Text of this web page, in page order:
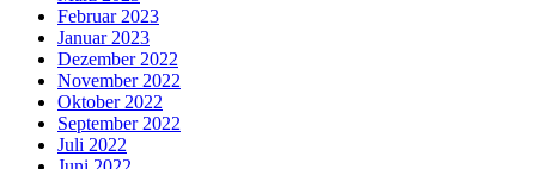
Februar 2023
Januar 2023
Dezember 2022
November 2022
Oktober 2022
September 2022
Juli 2022